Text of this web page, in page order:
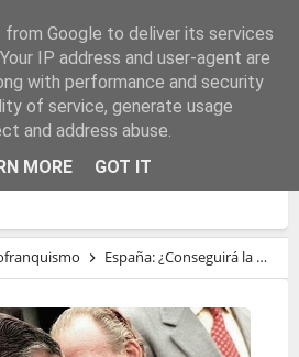
LA MASA CRÍTICA
RÉGIMEN DEL 78?
España: ¿Conseguirá la Masa Crítica el finiquito del Régimen del 78?
Google to deliver its services
IP address and user-agent are
with performance and security
of service, generate usage
and address abuse.
MORE
GOT IT